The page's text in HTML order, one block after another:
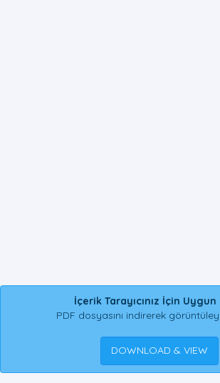
İçerik Tarayıcınız İçin Uygun
PDF dosyasını indirerek
DOWNLOAD & VIEW